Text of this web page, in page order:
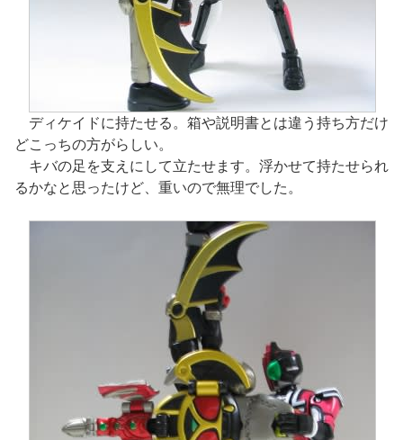
ディケイドに持たせる。箱や説明書とは違う持ち方だけ
どこっちの方がらしい。
キバの足を支えにして立たせます。浮かせて持たせられ
るかなと思ったけど、重いので無理でした。